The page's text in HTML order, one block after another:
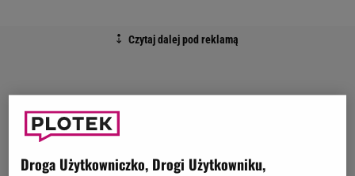
Droga Użytkowniczko, Drogi Użytkowniku,